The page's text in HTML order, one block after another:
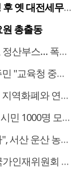
서 부지로 이전 추진
총출동
공영주차장 근로자
청 중재 나서라"
계·통합 가능할까
1000명 모였다
휴양단지 조성 본격 시동
성장엔진·AI 분야 패키지 지원